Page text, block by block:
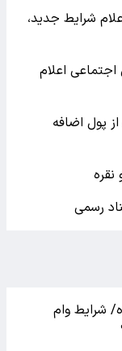
وارداتی مرداد ۱۴۰۵؛ اعلام شرایط جدید،
اعلام
پول اضافه
شرایط وام